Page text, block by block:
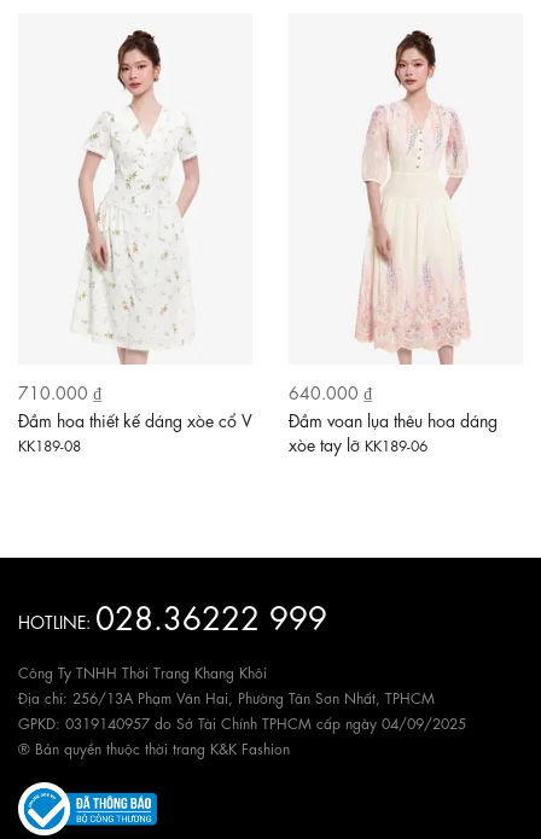
710.000 ₫
Đầm hoa thiết kế dáng xòe cổ V
KK189-08
640.000 ₫
Đầm voan lụa thêu hoa dáng
xòe tay lỡ KK189-06
HOTLINE: 028.36222 999
Công Ty TNHH Thời Trang Khang Khôi
Địa chỉ: 256/13A Phạm Văn Hai, Phường Tân Sơn Nhất, TPHCM
GPKD: 0319140957 do Sở Tài Chính TPHCM cấp ngày 04/09/2025
® Bản quyền thuộc thời trang K&K Fashion